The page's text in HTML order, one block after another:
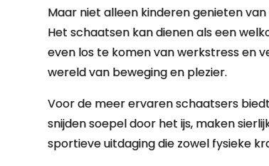
Maar niet alleen kinderen genieten
Het schaatsen kan dienen als een
even los te komen van werkstress en
wereld van beweging en plezier.
Voor de meer ervaren schaatsers
snijden soepel door het ijs, maken
sportieve uitdaging die zowel fysieke